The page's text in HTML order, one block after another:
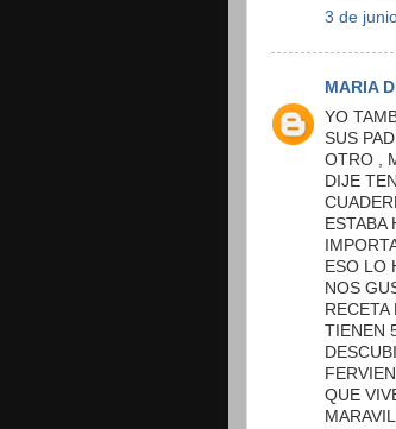
3 de
MARIA
YO
SUS
OTRO ,
DIJE
ESTABA
ESO LO
NOS
TIENEN
QUE